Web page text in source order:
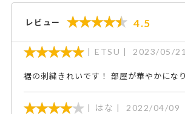
レビュー 4.5
ETSU 2023/05/21
裾の刺繍きれいです！ 部屋が華やかにな
はな 2022/04/09